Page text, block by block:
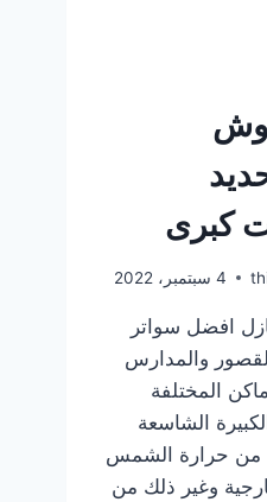
كبرى
4 سبتمبر، 2022
افضل سواتر
والمدارس
المختلفة
الشاسعة
من حرارة الشمس
وغير ذلك من